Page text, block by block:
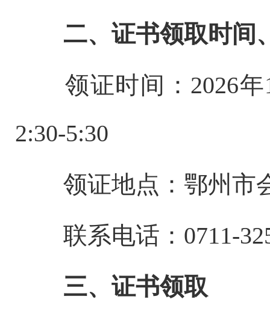
二、证书领取时间
领证时间：2026年1
2:30-5:30
领证地点：鄂州市会
联系电话：0711-
三、证书领取